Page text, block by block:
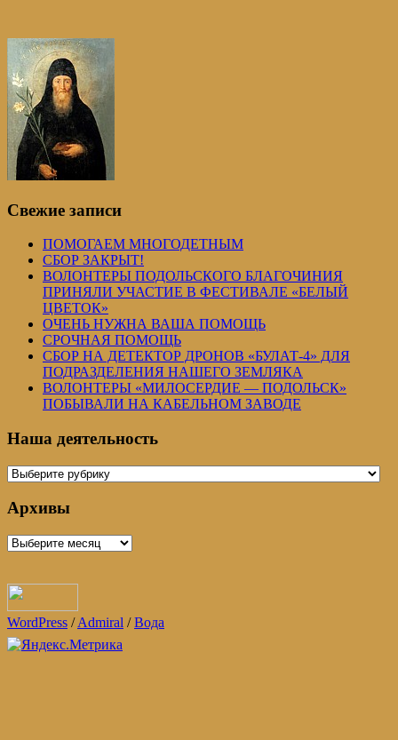
Свежие записи
ПОМОГАЕМ МНОГОДЕТНЫМ
СБОР ЗАКРЫТ!
ВОЛОНТЕРЫ ПОДОЛЬСКОГО БЛАГОЧИНИЯ
ПРИНЯЛИ УЧАСТИЕ В ФЕСТИВАЛЕ «БЕЛЫЙ
ЦВЕТОК»
ОЧЕНЬ НУЖНА ВАША ПОМОЩЬ
СРОЧНАЯ ПОМОЩЬ
СБОР НА ДЕТЕКТОР ДРОНОВ «БУЛАТ-4» ДЛЯ
ПОДРАЗДЕЛЕНИЯ НАШЕГО ЗЕМЛЯКА
ВОЛОНТЕРЫ «МИЛОСЕРДИЕ — ПОДОЛЬСК»
ПОБЫВАЛИ НА КАБЕЛЬНОМ ЗАВОДЕ
Наша деятельность
Наша
Архивы
Архивы
WordPress /Admiral /Вода